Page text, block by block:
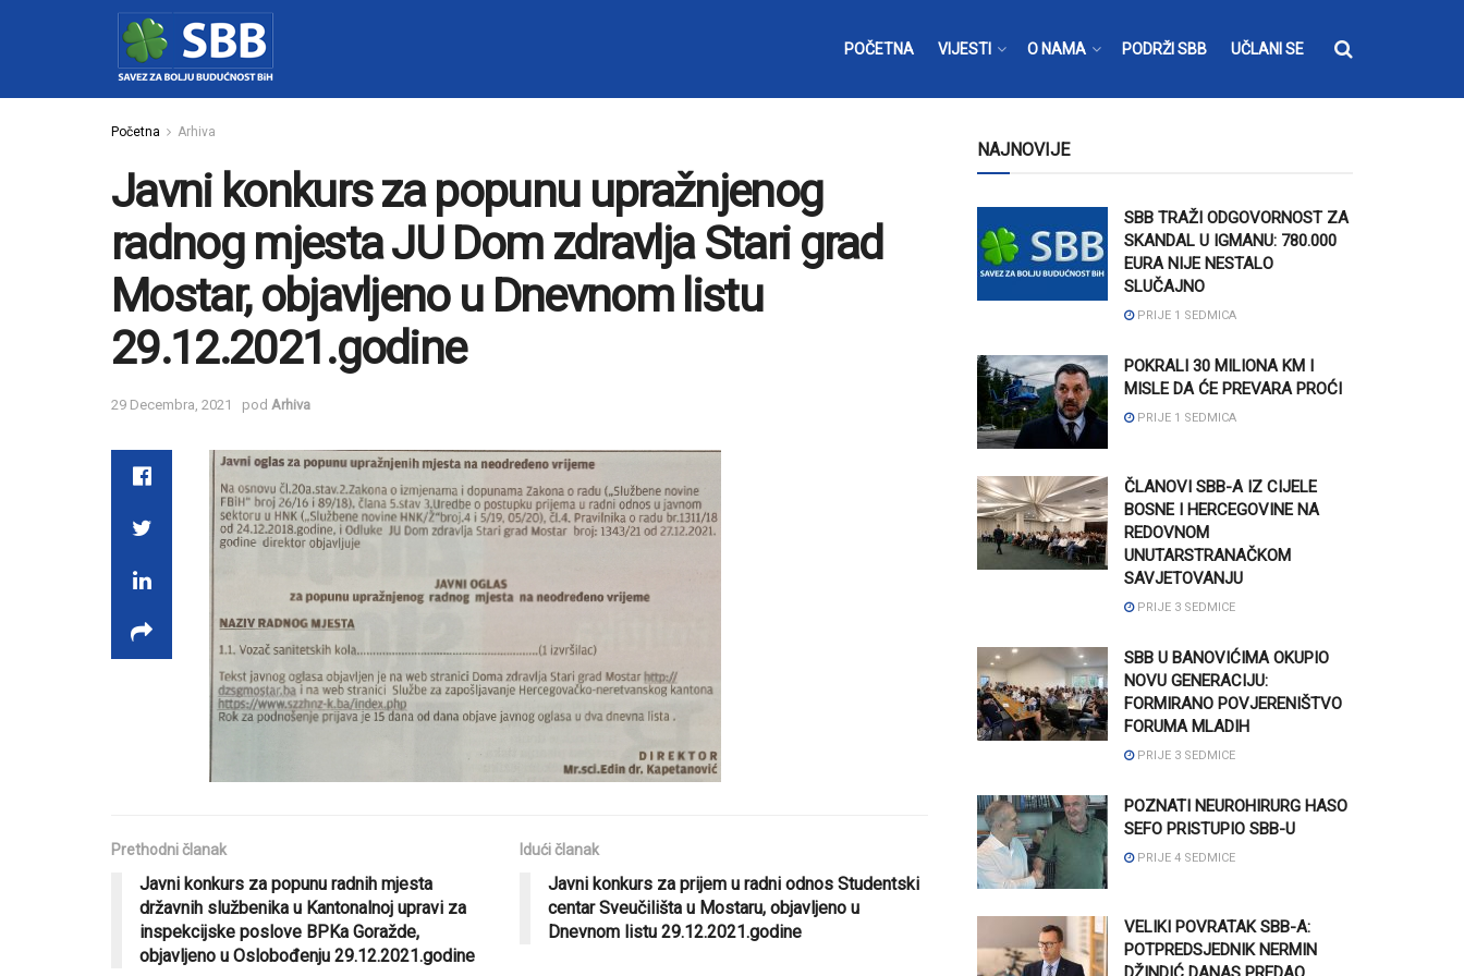
POČETNA VIJESTI O NAMA PODRŽI SBB UČLANI SE
Početna Arhiva
Javni konkurs za popunu upražnjenog
radnog mjesta JU Dom zdravlja Stari grad
Mostar, objavljeno u Dnevnom listu
29.12.2021.godine
29 Decembra, 2021 pod Arhiva
Prethodni članak
Javni konkurs za popunu radnih mjesta
državnih službenika u Kantonalnoj upravi za
inspekcijske poslove BPKa Goražde,
objavljeno u Oslobođenju 29.12.2021.godine
Idući članak
Javni konkurs za prijem u radni odnos Studentski
centar Sveučilišta u Mostaru, objavljeno u
Dnevnom listu 29.12.2021.godine
NAJNOVIJE
SBB TRAŽI ODGOVORNOST ZA
SKANDAL U IGMANU: 780.000
EURA NIJE NESTALO
SLUČAJNO
PRIJE 1 SEDMICA
POKRALI 30 MILIONA KM I
MISLE DA ĆE PREVARA PROĆI
PRIJE 1 SEDMICA
ČLANOVI SBB-A IZ CIJELE
BOSNE I HERCEGOVINE NA
REDOVNOM
UNUTARSTRANAČKOM
SAVJETOVANJU
PRIJE 3 SEDMICE
SBB U BANOVIĆIMA OKUPIO
NOVU GENERACIJU:
FORMIRANO POVJERENIŠTVO
FORUMA MLADIH
PRIJE 3 SEDMICE
POZNATI NEUROHIRURG HASO
SEFO PRISTUPIO SBB-U
PRIJE 4 SEDMICE
VELIKI POVRATAK SBB-A:
POTPREDSJEDNIK NERMIN